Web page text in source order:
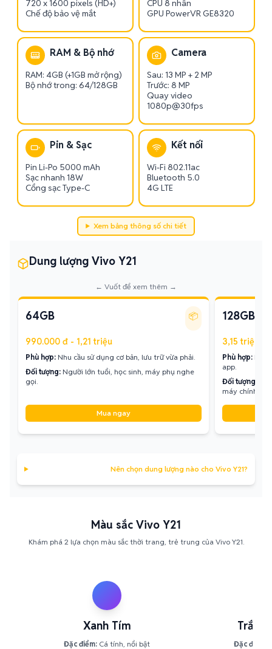
720 x 1600 pixels (HD+)
Chế độ bảo vệ mắt
CPU 8 nhân
GPU PowerVR GE8320
RAM & Bộ nhớ
RAM: 4GB (+1GB mở rộng)
Bộ nhớ trong: 64/128GB
Camera
Sau: 13 MP + 2 MP
Trước: 8 MP
Quay video
1080p@30fps
Pin & Sạc
Pin Li-Po 5000 mAh
Sạc nhanh 18W
Cổng sạc Type-C
Kết nối
Wi-Fi 802.11ac
Bluetooth 5.0
4G LTE
Xem bảng thông số chi tiết
Dung lượng Vivo Y21
← Vuốt để xem thêm →
64GB 📦
990.000 đ - 1,21 triệu
Phù hợp: Nhu cầu sử dụng cơ bản, lưu trữ vừa phải.
Đối tượng: Người lớn tuổi, học sinh, máy phụ nghe
gọi.
Mua ngay
128GB
3,15 triệu -
Phù hợp:
app.
Đối tượng:
máy chính.
Nên chọn dung lượng nào cho Vivo Y21?
Màu sắc Vivo Y21
Khám phá 2 lựa chọn màu sắc thời trang, trẻ trung của Vivo Y21.
Xanh Tím
Đặc điểm: Cá tính, nổi bật
Trắng
Đặc điểm: